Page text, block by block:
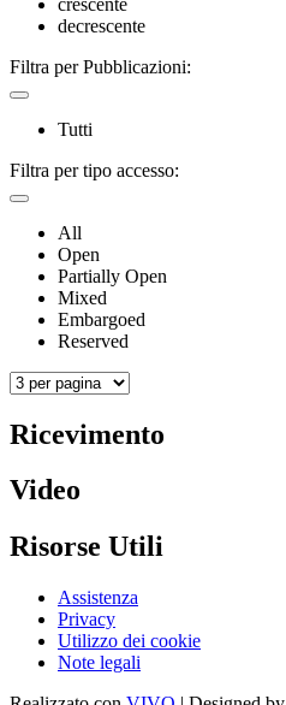
decrescente
Filtra per Pubblicazioni:
Tutti
Filtra per tipo accesso:
All
Open
Partially Open
Mixed
Embargoed
Reserved
Ricevimento
Video
Risorse Utili
Assistenza
Privacy
Utilizzo dei cookie
Note legali